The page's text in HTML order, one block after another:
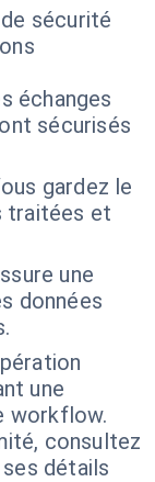
sécurité
échanges
sécurisés
gardez le
traitées et
une
données
une
workflow.
consultez
détails